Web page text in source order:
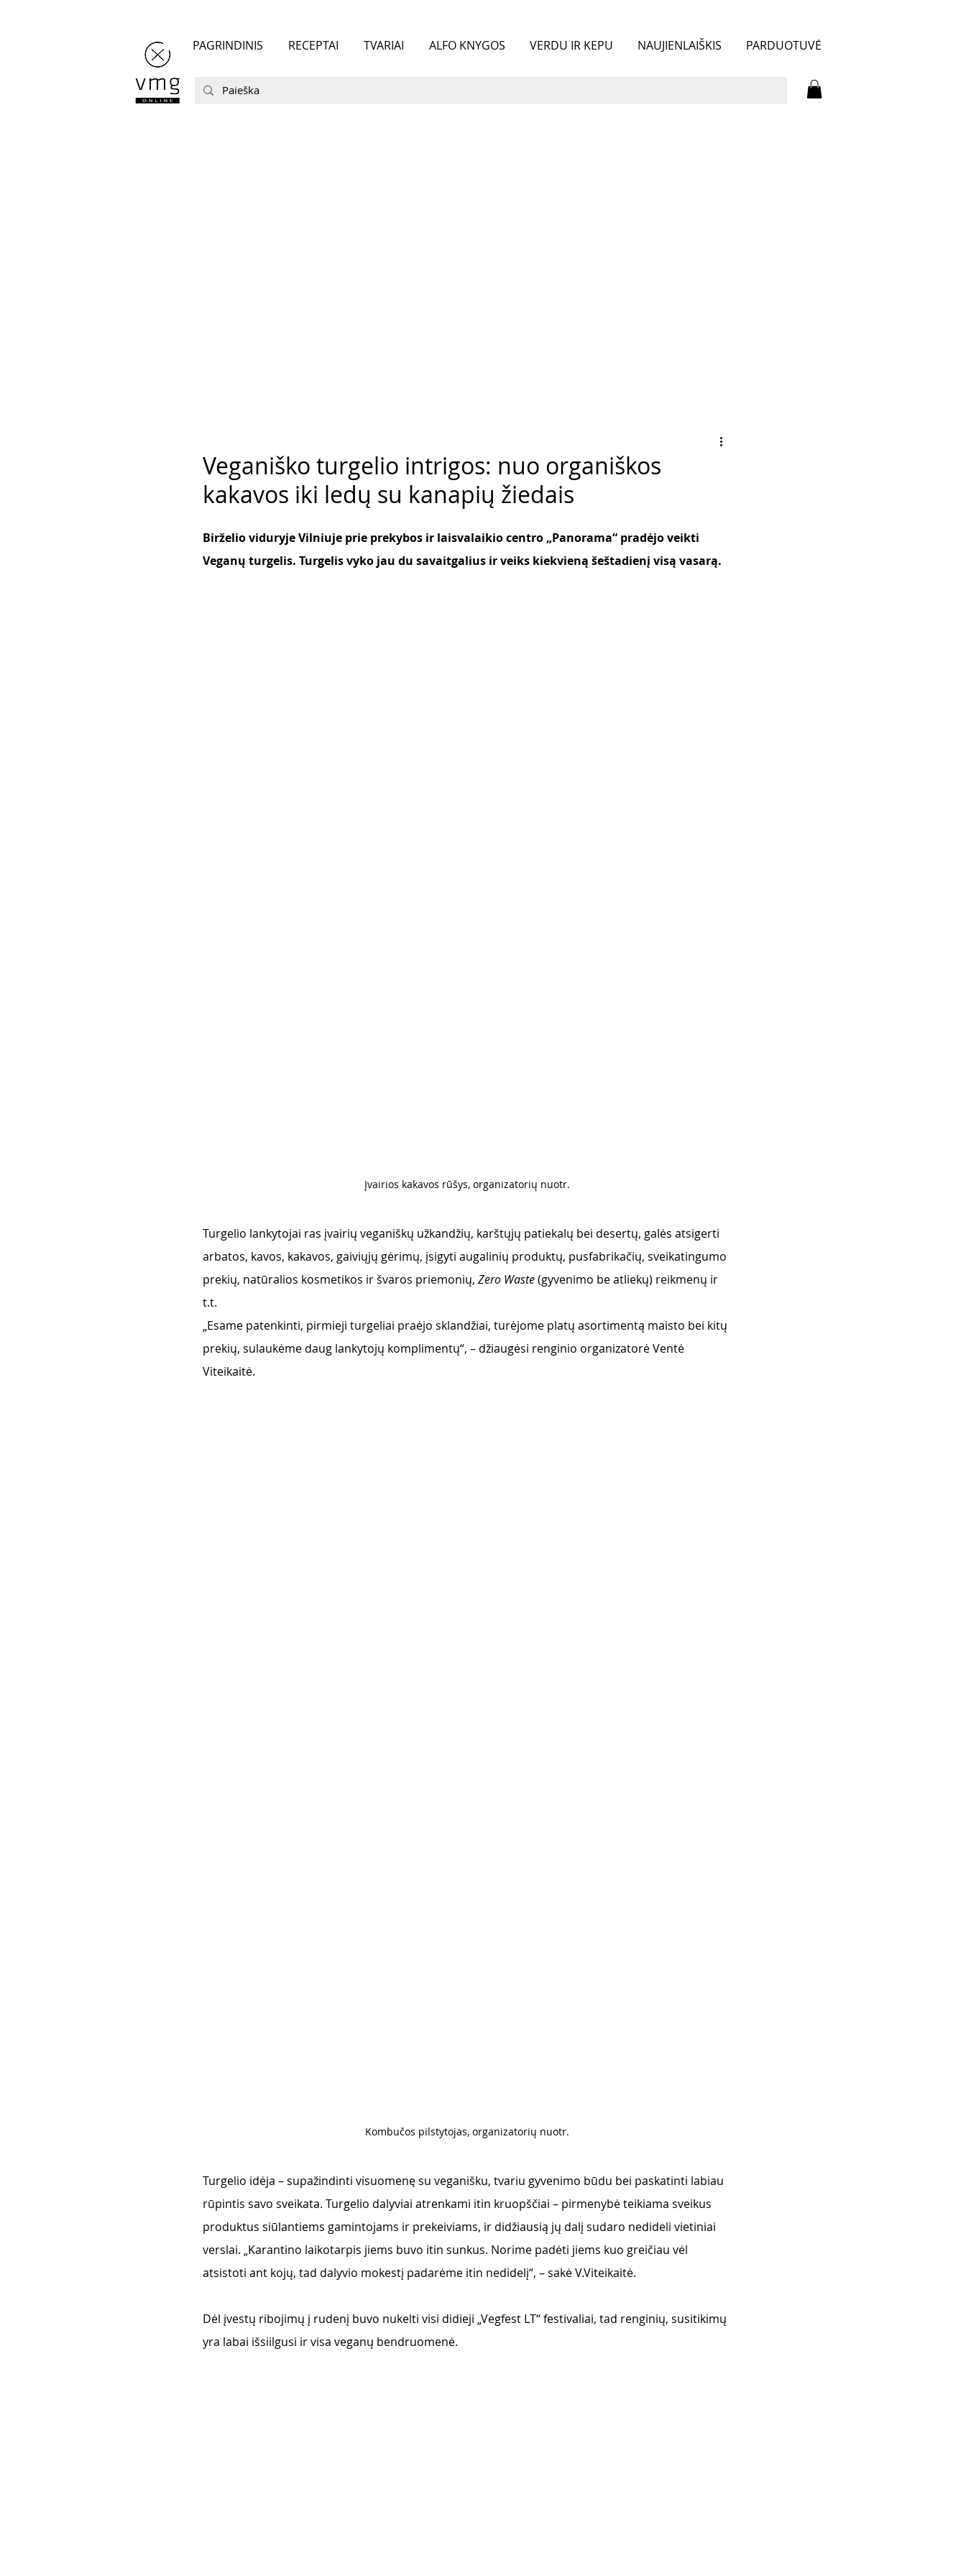
PAGRINDINIS RECEPTAI TVARIAI ALFO KNYGOS VERDU IR KEPU NAUJIENLAIŠKIS PARDUOTUVĖ
Veganiško turgelio intrigos: nuo organiškos
kakavos iki ledų su kanapių žiedais
Birželio viduryje Vilniuje prie prekybos ir laisvalaikio centro „Panorama“ pradėjo veikti
Veganų turgelis. Turgelis vyko jau du savaitgalius ir veiks kiekvieną šeštadienį visą vasarą.
Įvairios kakavos rūšys, organizatorių nuotr.
Turgelio lankytojai ras įvairių veganiškų užkandžių, karštųjų patiekalų bei desertų, galės atsigerti
arbatos, kavos, kakavos, gaiviųjų gėrimų, įsigyti augalinių produktų, pusfabrikačių, sveikatingumo
prekių, natūralios kosmetikos ir švaros priemonių, Zero Waste (gyvenimo be atliekų) reikmenų ir
t.t.
„Esame patenkinti, pirmieji turgeliai praėjo sklandžiai, turėjome platų asortimentą maisto bei kitų
prekių, sulaukėme daug lankytojų komplimentų“, – džiaugėsi renginio organizatorė Ventė
Viteikaitė.
Kombučos pilstytojas, organizatorių nuotr.
Turgelio idėja – supažindinti visuomenę su veganišku, tvariu gyvenimo būdu bei paskatinti labiau
rūpintis savo sveikata. Turgelio dalyviai atrenkami itin kruopščiai – pirmenybė teikiama sveikus
produktus siūlantiems gamintojams ir prekeiviams, ir didžiausią jų dalį sudaro nedideli vietiniai
verslai. „Karantino laikotarpis jiems buvo itin sunkus. Norime padėti jiems kuo greičiau vėl
atsistoti ant kojų, tad dalyvio mokestį padarėme itin nedidelį“, – sakė V.Viteikaitė.
Dėl įvestų ribojimų į rudenį buvo nukelti visi didieji „Vegfest LT“ festivaliai, tad renginių, susitikimų
yra labai išsiilgusi ir visa veganų bendruomenė.